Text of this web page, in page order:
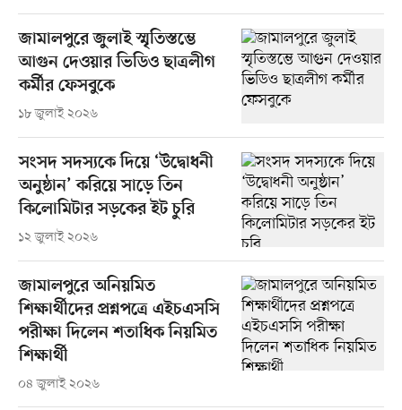
জামালপুরে জুলাই স্মৃতিস্তম্ভে
আগুন দেওয়ার ভিডিও ছাত্রলীগ
কর্মীর ফেসবুকে
১৮ জুলাই ২০২৬
সংসদ সদস্যকে দিয়ে ‘উদ্বোধনী
অনুষ্ঠান’ করিয়ে সাড়ে তিন
কিলোমিটার সড়কের ইট চুরি
১২ জুলাই ২০২৬
জামালপুরে অনিয়মিত
শিক্ষার্থীদের প্রশ্নপত্রে এইচএসসি
পরীক্ষা দিলেন শতাধিক নিয়মিত
শিক্ষার্থী
০৪ জুলাই ২০২৬